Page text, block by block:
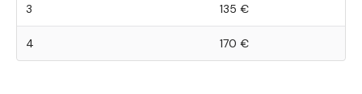
3 135 €
4 170 €